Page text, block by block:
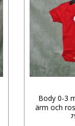
Body 0-3
ärm och